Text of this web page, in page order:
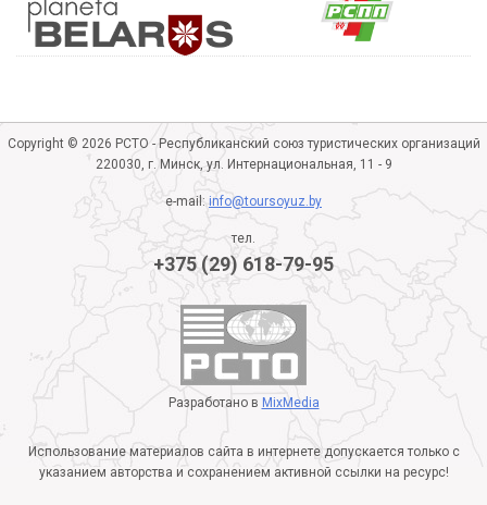
Copyright © 2026 РСТО - Республиканский союз туристических организаций
220030, г. Минск, ул. Интернациональная, 11 - 9
e-mail:info@toursoyuz.by
тел.
+375 (29) 618-79-95
Разработано в MixMedia
Использование материалов сайта в интернете допускается только с
указанием авторства и сохранением активной ссылки на ресурс!